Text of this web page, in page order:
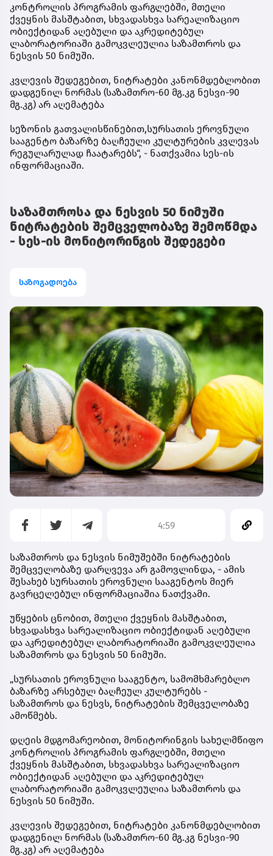
კონტროლის პროგრამის ფარგლებში, მთელი
ქვეყნის მასშტაბით, სხვადასხვა სარეალიზაციო
ობიექტიდან აღებული და აკრედიტებულ
ლაბორატორიაში გამოკვლეულია საზამთროს და
ნესვის 50 ნიმუში.
კვლევის შედეგებით, ნიტრატები კანონმდებლობით
დადგენილ ნორმას (საზამთრო-60 მგ.კგ ნესვი-90
მგ.კგ) არ აღემატება
სეზონის გათვალისწინებით,სურსათის ეროვნული
სააგენტო ბაზარზე ბაღჩეული კულტურების კვლევას
რეგულარულად ჩაატარებს“, - ნათქვამია სეს-ის
ინფორმაციაში.
საზამთროსა და ნესვის 50 ნიმუში
ნიტრატების შემცველობაზე შემოწმდა
- სეს-ის მონიტორინგის შედეგები
საზოგადოება
4:59
საზამთროს და ნესვის ნიმუშებში ნიტრატების
შემცველობაზე დარღვევა არ გამოვლინდა, - ამის
შესახებ სურსათის ეროვნული სააგენტოს მიერ
გავრცელებულ ინფორმაციაშია ნათქვამი.
უწყების ცნობით, მთელი ქვეყნის მასშტაბით,
სხვადასხვა სარეალიზაციო ობიექტიდან აღებული
და აკრედიტებულ ლაბორატორიაში გამოკვლეულია
საზამთროს და ნესვის 50 ნიმუში.
„სურსათის ეროვნული სააგენტო, სამომხმარებლო
ბაზარზე არსებულ ბაღჩეულ კულტურებს -
საზამთროს და ნესვს, ნიტრატების შემცველობაზე
ამოწმებს.
დღეის მდგომარეობით, მონიტორინგის სახელმწიფო
კონტროლის პროგრამის ფარგლებში, მთელი
ქვეყნის მასშტაბით, სხვადასხვა სარეალიზაციო
ობიექტიდან აღებული და აკრედიტებულ
ლაბორატორიაში გამოკვლეულია საზამთროს და
ნესვის 50 ნიმუში.
კვლევის შედეგებით, ნიტრატები კანონმდებლობით
დადგენილ ნორმას (საზამთრო-60 მგ.კგ ნესვი-90
მგ.კგ) არ აღემატება